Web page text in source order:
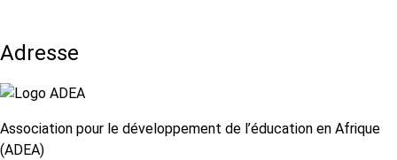
distance
Adresse
Association pour le développement de l’éducation en Afrique
(ADEA)